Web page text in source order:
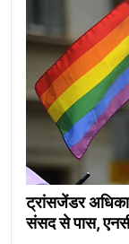
ट्रांसजेंडर
संसद से पास,